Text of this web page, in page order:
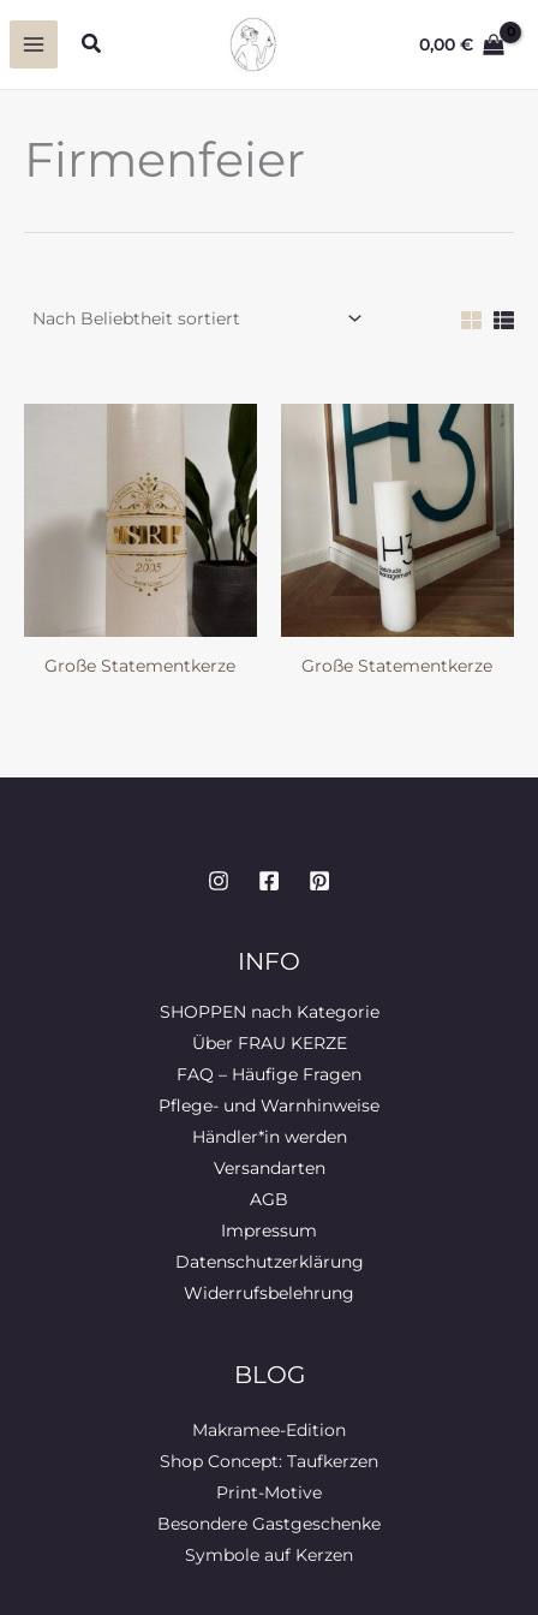
Inhalt
Suchen 0,00€
Firmenfeier
Große Statementkerze Große Statementkerze
INFO
SHOPPEN nach Kategorie
Über FRAU KERZE
FAQ – Häufige Fragen
Pflege- und Warnhinweise
Händler*in werden
Versandarten
AGB
Impressum
Datenschutzerklärung
Widerrufsbelehrung
BLOG
Makramee-Edition
Shop Concept: Taufkerzen
Print-Motive
Besondere Gastgeschenke
Symbole auf Kerzen